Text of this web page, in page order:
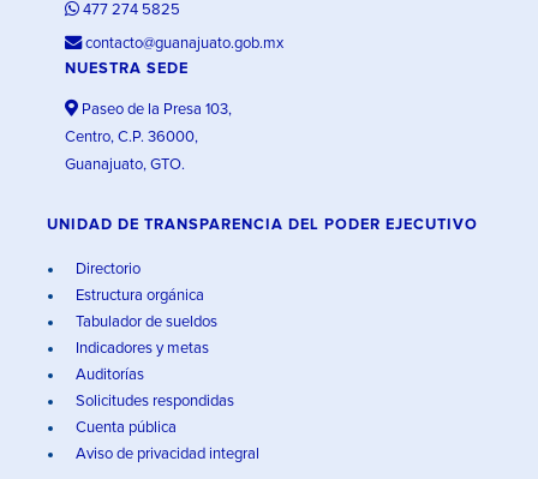
477 274 5825
contacto@guanajuato.gob.mx
NUESTRA SEDE
Paseo de la Presa 103,
Centro, C.P. 36000,
Guanajuato, GTO.
UNIDAD DE TRANSPARENCIA DEL PODER EJECUTIVO
Directorio
Estructura orgánica
Tabulador de sueldos
Indicadores y metas
Auditorías
Solicitudes respondidas
Cuenta pública
Aviso de privacidad integral